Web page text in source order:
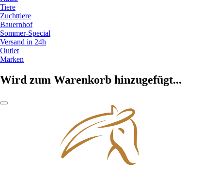
Tiere
Zuchttiere
Bauernhof
Sommer-Special
Versand in 24h
Outlet
Marken
Wird zum Warenkorb hinzugefügt...